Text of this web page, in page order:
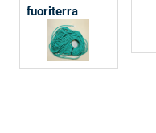
fuoriterra